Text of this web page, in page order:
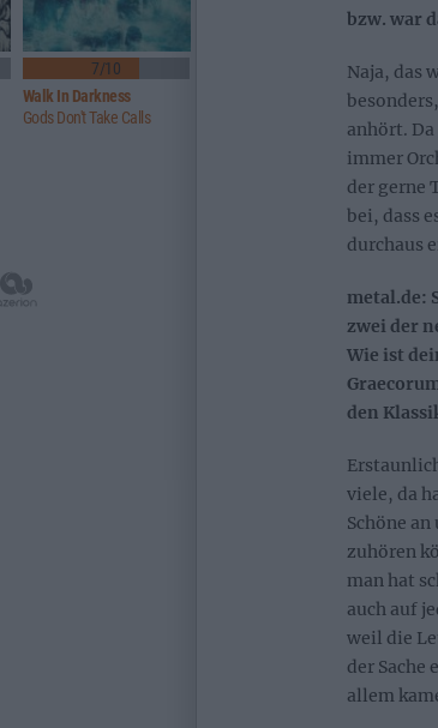
bzw. war
Naja, das
anhört.
immer
der gerne
bei, dass
durchaus
metal.de:
zwei der
Wie ist
den
viele, da
Schöne
zuhören
man hat
auch auf
weil die
der Sache
allem
7/10
Walk In Darkness
Gods Don't Take Calls